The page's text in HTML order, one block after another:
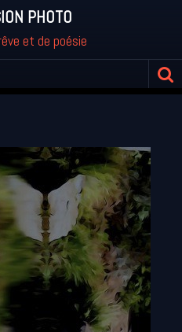
PHOTO
et de poésie